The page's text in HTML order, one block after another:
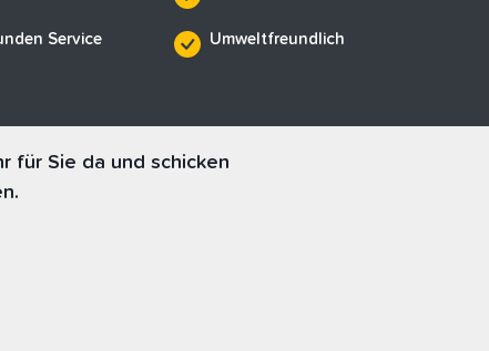
Service Umweltfreundlich
für Sie da und schicken